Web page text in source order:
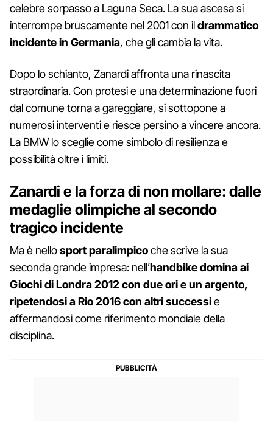
celebre sorpasso a Laguna Seca. La sua ascesa si
interrompe bruscamente nel 2001 con ildrammatico
incidente in Germania, che gli cambia la vita.
Dopo lo schianto, Zanardi affronta una rinascita
straordinaria. Con protesi e una determinazione fuori
dal comune torna a gareggiare, si sottopone a
numerosi interventi e riesce persino a vincere ancora.
La BMW lo sceglie come simbolo di resilienza e
possibilità oltre i limiti.
Zanardi e la forza di non mollare: dalle
medaglie olimpiche al secondo
tragico incidente
Ma è nellosport paralimpicoche scrive la sua
seconda grande impresa: nell’handbike domina ai
Giochi di Londra 2012 con due ori e un argento,
ripetendosi a Rio 2016 con altri successie
affermandosi come riferimento mondiale della
disciplina.